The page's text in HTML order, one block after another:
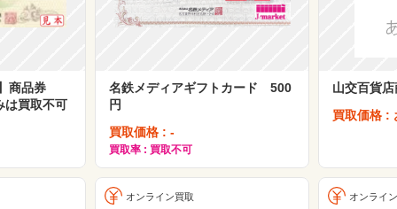
商品券
買取不可
名鉄メディアギフトカード 500
円
買取価格 : -
買取率 : 買取不可
山交百貨
買取価格 :
オンライン買取 オンライ